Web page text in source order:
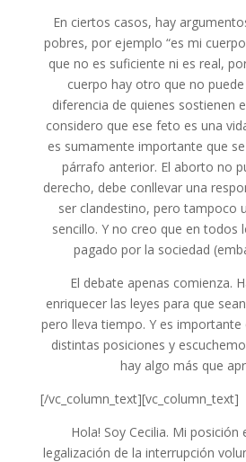
En ciertos casos, hay
pobres, por ejemplo “es mi
que no es suficiente ni es real,
cuerpo hay otro que no
diferencia de quienes sostienen
considero que ese feto es una
es sumamente importante que
párrafo anterior. El aborto no
derecho, debe conllevar una
ser clandestino, pero tampoco
sencillo. Y no creo que en todos
pagado por la sociedad
El debate apenas comienza.
enriquecer las leyes para que
pero lleva tiempo. Y es
distintas posiciones y
hay algo más que
[/vc_column_text][vc_column_text]
Hola! Soy Cecilia. Mi posición
legalización de la interrupción